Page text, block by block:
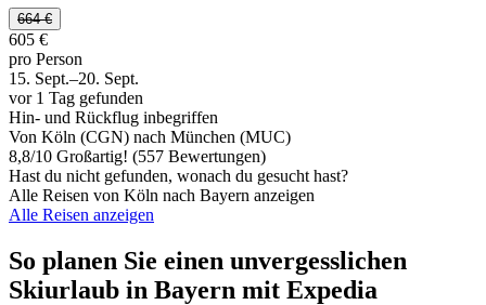
664 €
605 €
pro Person
15. Sept.–20. Sept.
vor 1 Tag gefunden
Hin- und Rückflug inbegriffen
Von Köln (CGN) nach München (MUC)
8,8/10 Großartig! (557 Bewertungen)
Hast du nicht gefunden, wonach du gesucht hast?
Alle Reisen von Köln nach Bayern anzeigen
Alle Reisen anzeigen
So planen Sie einen unvergesslichen
Skiurlaub in Bayern mit Expedia